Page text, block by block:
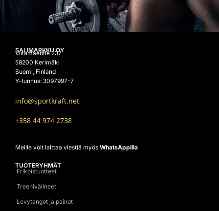
SALIMARKKU OY
Viitamäentie 237
58200 Kerimäki
Suomi, Finland
Y-tunnus: 3097997-7
info@sportkraft.net
+358 44 974 2738
Meille voit laittaa viestiä myös WhatsAppilla
TUOTERYHMÄT
Erikoistuotteet
Treenivälineet
Levytangot ja painot